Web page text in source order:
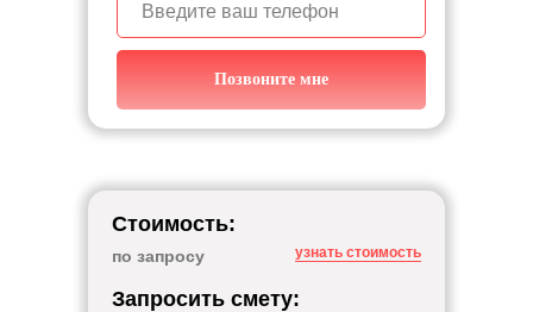
Стоимость:
по запросу узнать стоимость
Запросить смету:
Позвоните мне